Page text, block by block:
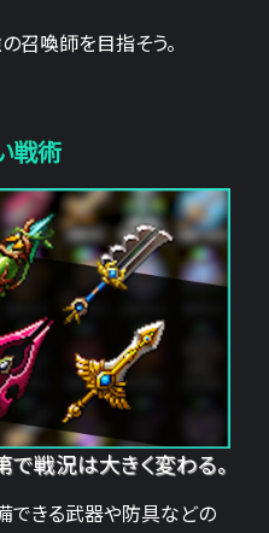
召喚師を目指そう。
戦術
戦況は大きく変わる。
備できる武器や防具などの